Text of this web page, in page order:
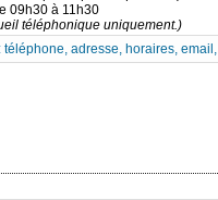
09h30 à 11h30
téléphonique uniquement.)
téléphone, adresse, horaires,